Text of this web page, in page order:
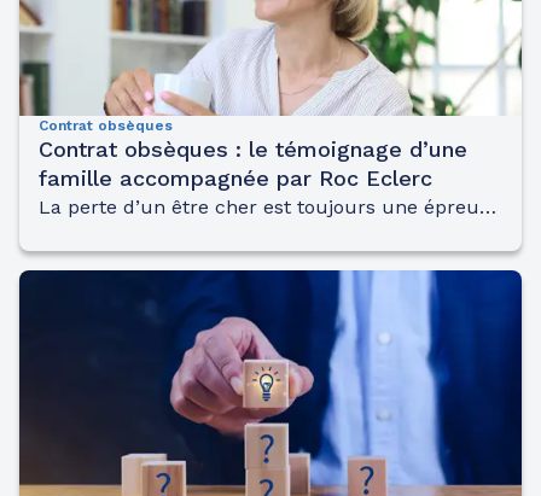
Contrat obsèques
Contrat obsèques : le témoignage d’une
famille accompagnée par Roc Eclerc
La perte d’un être cher est toujours une épreuve difficile à surmonter. Pour alléger la peine de ceux qui restent, le contrat obsèques en prestations se révèle être une excellente solution. Les funérailles sont ainsi financées et organisées à l’avance de A à Z.